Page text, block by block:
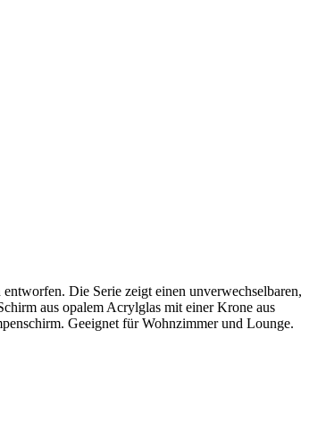
Die Serie zeigt einen unverwechselbaren,
aus opalem Acrylglas mit einer Krone aus
Geeignet für Wohnzimmer und Lounge.